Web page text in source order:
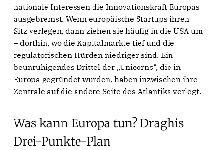
nationale Interessen die Innovationskraft Europas
ausgebremst. Wenn europäische Startups ihren
Sitz verlegen, dann ziehen sie häufig in die USA um
– dorthin, wo die Kapitalmärkte tief und die
regulatorischen Hürden niedriger sind. Ein
beunruhigendes Drittel der „Unicorns“, die in
Europa gegründet wurden, haben inzwischen ihre
Zentrale auf die andere Seite des Atlantiks verlegt.
Was kann Europa tun? Draghis
Drei-Punkte-Plan